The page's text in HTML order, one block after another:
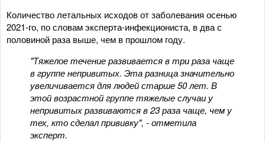
Количество летальных исходов от заболевания осенью
2021-го, по словам эксперта-инфекциониста, в два с
половиной раза выше, чем в прошлом году.
"Тяжелое течение развивается в три раза чаще
в группе непривитых. Эта разница значительно
увеличивается для людей старше 50 лет. В
этой возрастной группе тяжелые случаи у
непривитых развиваются в 23 раза чаще, чем у
тех, кто сделал прививку", - отметила
эксперт.